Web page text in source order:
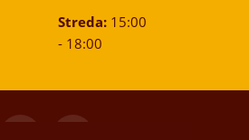
Streda:15:00
- 18:00